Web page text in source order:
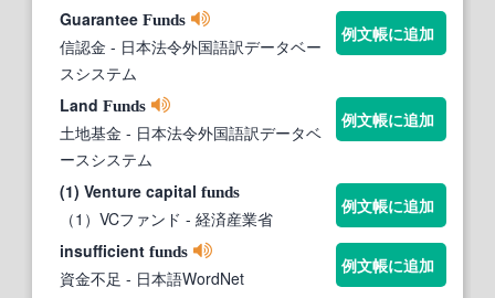
Guarantee Funds
信認金 - 日本法令外国語訳データベー
スシステム
例文帳に追加
Land Funds
土地基金 - 日本法令外国語訳データベ
ースシステム
例文帳に追加
(1) Venture capital funds
（1）VCファンド - 経済産業省
例文帳に追加
insufficient funds
資金不足 - 日本語WordNet
例文帳に追加